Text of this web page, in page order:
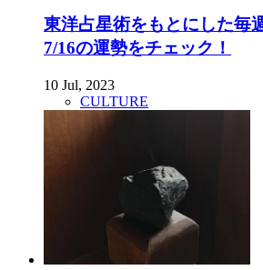
東洋占星術をもとにした毎
7/16の運勢をチェック！
10 Jul, 2023
CULTURE